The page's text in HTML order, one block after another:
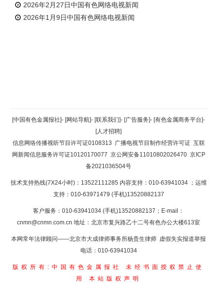
2026年2月27日中国有色网络电视新闻
2026年1月9日中国有色网络电视新闻
返回顶部
返回首页
[中国有色金属报社]- [网站导航]- [联系我们]- [广告服务]- [有色金属商务平台]-
[人才招聘]
信息网络传播视听节目许可证0108313 广播电视节目制作经营许可证 互联
网新闻信息服务许可证10120170077 京公网安备11010802026470 京ICP
备2021036504号
技术支持热线(7X24小时)：13522111285 内容支持：010-63941034 ；运维
支持：010-63971479 (手机)13520882137
客户服务：010-63941034 (手机)13520882137；E-mail：
cnmn@cnmn.com.cn 地址：北京市复兴路乙十二号有色办公大楼613室
本网常年法律顾问——北京市大成律师事务所杨贵生律师 虚假失实报道举报
电话：010-63941034
版权所有:中国有色金属报社
未经书面授权禁止使
用 本站版权声明